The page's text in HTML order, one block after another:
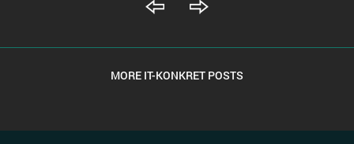
MORE IT-KONKRET POSTS